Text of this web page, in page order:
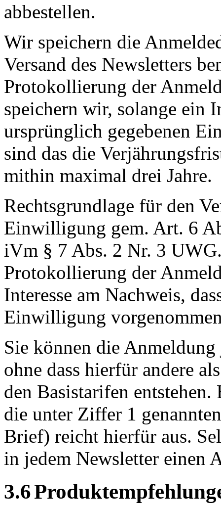
abbestellen.
Wir speichern die
Versand des Newsletters
Protokollierung der
speichern wir, solange ein
ursprünglich gegebenen
sind das die
mithin maximal drei Jahre.
Rechtsgrundlage für den
Einwilligung gem. Art. 6
iVm § 7 Abs. 2 Nr. 3 UWG
Protokollierung der
Interesse am Nachweis,
Einwilligung
Sie können die
ohne dass hierfür andere
den Basistarifen
die unter Ziffer 1
Brief) reicht hierfür aus.
in jedem Newsletter einen
3.6